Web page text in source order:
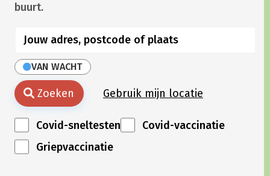
buurt.
VAN WACHT
Zoeken Gebruik mijn locatie
Covid-sneltesten
Covid-vaccinatie
Griepvaccinatie